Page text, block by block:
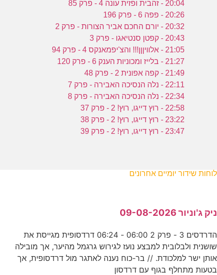
20:04 - זהבית ופזית עונה 4 - פרק 85
20:26 - פפה 6 - פרק 196
20:32 - יורם החכם אביר הצורות - פרק 2
20:43 - קפטן סנטיאגו - פרק 3
21:05 - אלוויןןן!!! והצ'יפמאנקס 4 - פרק 94
21:27 - בלייז ומכוניות הענק 6 - פרק 120
21:49 - קפה אפונית 2 - פרק 48
22:11 - נלה הנסיכה האבירה - פרק 7
22:34 - נלה הנסיכה האבירה - פרק 8
22:58 - רוץ דייגו, רוץ! 2 - פרק 37
23:22 - רוץ דייגו, רוץ! 2 - פרק 38
23:47 - רוץ דייגו, רוץ! 2 - פרק 39
לוחות שידור יומיים אחרונים
ניק ג'וניור 09-08-2026
הדרדסים 3 - פרק 2 06:00 - 06:24 דרדסופית מגייסת את
שושנית ולבלובית למבצע נועז לגירוש גרגמל מהיער, אך מובילה
אותן ישר למלכודת. // בר-כוח נענה לאתגר מול דרדסופית, אך
בטעות מתחלף בגוף עם דרדסון